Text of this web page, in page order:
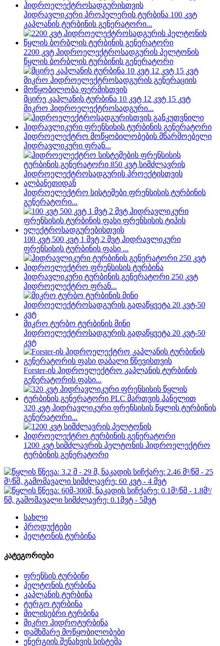
ჰიდრავლიკური პროპელერის ტურბინა 100 კვტ
კაპლანის ტურბინის გენერატორი...
2200 კვტ ჰიდროელექტროსადგურის პელტონის
წყლის ბორბლის ტურბინის გენერატორი
მცირე კაპლანის ტურბინა 10 კვტ 12 კვტ 15 კვტ
მიკრო ჰიდროელექტროსადგური...
ჰიდროელექტრო მოწყობილობების მწარმოებელი
ჰიდრავლიკური ფრან...
ჰიდროელექტრო სისტემები ფრენსისის ტურბინის
გენერატორი...
100 კვტ 500 კვტ 1 მვტ 2 მვტ ჰიდრავლიკური
ფრენსისის ტურბინის ფასი ...
ჰიდრავლიკური ტურბინის გენერატორი 250 კვტ
ჰიდროელექტრო ფრან...
მიკრო ტურბო ტურბინის მინი
ჰიდროელექტროსადგურის გადაწყვეტა 20 კვტ-50
კვტ
Forster-ის ჰიდროელექტრო კაპლანის ტურბინის
გენერატორის ფასი...
320 კვტ ჰიდრავლიკური ფრენსისის წყლის ტურბინის
გენერატორი...
1200 კვტ სიმძლავრის პელტონის ჰიდროელექტრო
ტურბინის გენერატორი
სახლი
პროდუქტები
პელტონის ტურბინა
კატეგორიები
ფრენსის ტურბინი
პელტონის ტურბინა
კაპლანის ტურბინა
ტურგო ტურბინა
მილისებრი ტურბინა
მიკრო ჰიდროტურბინა
დამხმარე მოწყობილობები
ენერგიის შენახვის სისტემა